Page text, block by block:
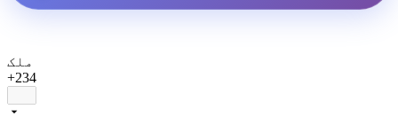
ملک
+234